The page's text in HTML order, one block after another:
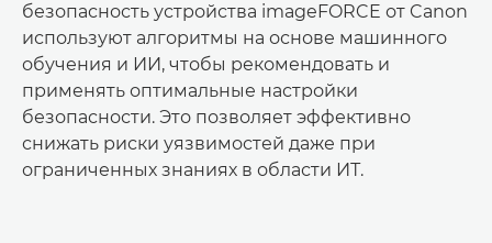
безопасность устройства imageFORCE от Canon
используют алгоритмы на основе машинного
обучения и ИИ, чтобы рекомендовать и
применять оптимальные настройки
безопасности. Это позволяет эффективно
снижать риски уязвимостей даже при
ограниченных знаниях в области ИТ.